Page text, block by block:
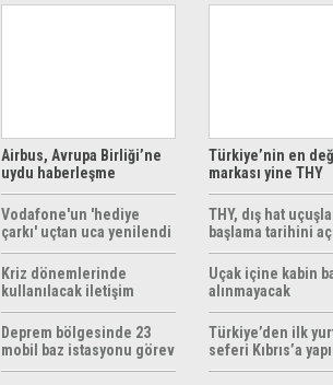
Airbus, Avrupa Birliği’ne
uydu haberleşme
çözümleri sunuyor
Vodafone'un 'hediye
çarkı' uçtan uca yenilendi
Kriz dönemlerinde
kullanılacak iletişim
yöntemleri rehberi
hazırlandı
Deprem bölgesinde 23
mobil baz istasyonu görev
yapıyor
Türkiye’nin en
markası yine THY
THY, dış hat
başlama tarihini
Uçak içine kabin
alınmayacak
Türkiye’den ilk yurt
seferi Kıbrıs’a